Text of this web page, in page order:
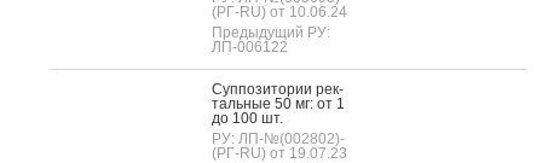
(РГ-RU) от 10.06.24
Предыдущий РУ:
ЛП-006122
Суп­по­зито­рии рек­
таль­ные 50 мг: от 1
до 100 шт.
РУ: ЛП-№(002802)-
(РГ-RU) от 19.07.23